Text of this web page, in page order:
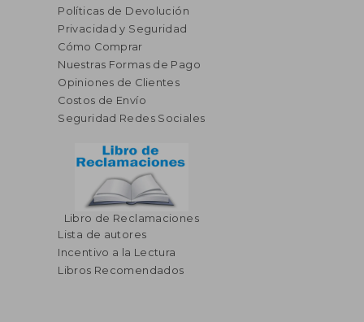
$ 50.16
$ 30.10
Políticas de Devolución
Privacidad y Seguridad
Cómo Comprar
Nuestras Formas de Pago
Opiniones de Clientes
Costos de Envío
Seguridad Redes Sociales
Libro de Reclamaciones
Lista de autores
Incentivo a la Lectura
Libros Recomendados